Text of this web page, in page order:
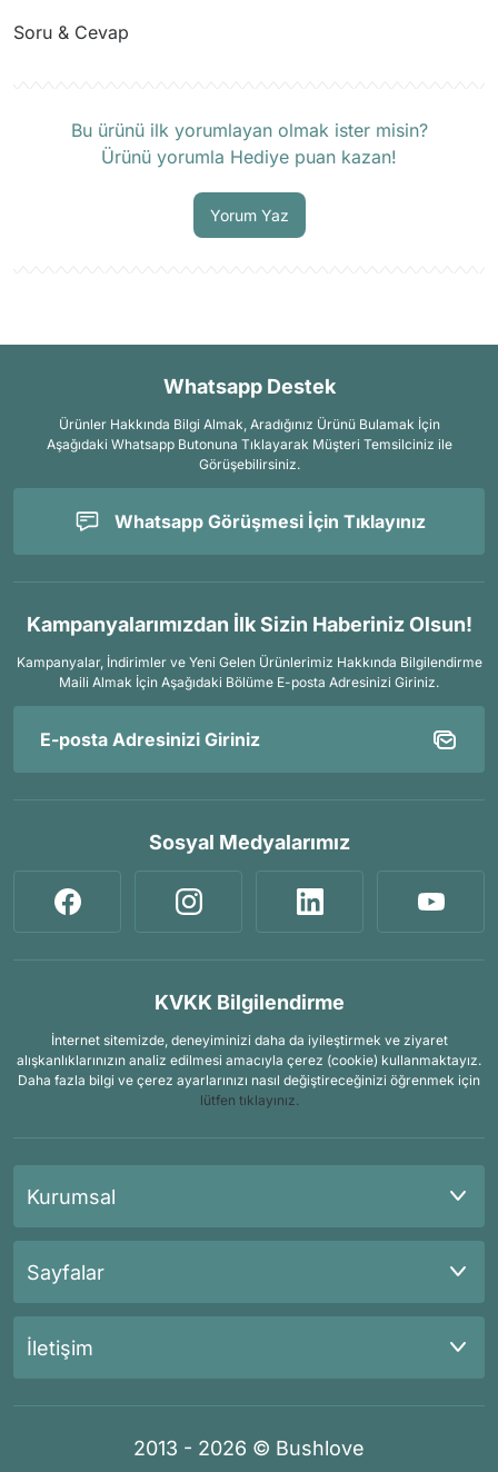
Soru & Cevap
Bu ürünü ilk yorumlayan olmak ister misin?
Ürünü yorumla Hediye puan kazan!
Yorum Yaz
Whatsapp Destek
Ürünler Hakkında Bilgi Almak, Aradığınız Ürünü Bulamak İçin
Aşağıdaki Whatsapp Butonuna Tıklayarak Müşteri Temsilciniz ile
Görüşebilirsiniz.
Whatsapp Görüşmesi İçin Tıklayınız
Kampanyalarımızdan İlk Sizin Haberiniz Olsun!
Kampanyalar, İndirimler ve Yeni Gelen Ürünlerimiz Hakkında Bilgilendirme
Maili Almak İçin Aşağıdaki Bölüme E-posta Adresinizi Giriniz.
Sosyal Medyalarımız
KVKK Bilgilendirme
İnternet sitemizde, deneyiminizi daha da iyileştirmek ve ziyaret
alışkanlıklarınızın analiz edilmesi amacıyla çerez (cookie) kullanmaktayız.
Daha fazla bilgi ve çerez ayarlarınızı nasıl değiştireceğinizi öğrenmek için
lütfen tıklayınız.
Kurumsal
Sayfalar
İletişim
2013 - 2026 © Bushlove